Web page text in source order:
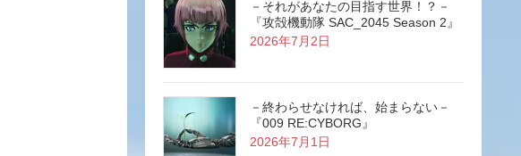
－それがあなたの目指す世界！？－
『攻殻機動隊 SAC_2045 Season 2』
2026年7月2日
－終わらせなければ、始まらない－
『009 RE:CYBORG』
2026年7月1日